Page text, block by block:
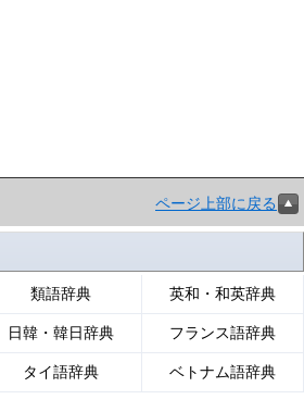
ページ上部に戻る
類語辞典 英和・和英辞典
日韓・韓日辞典 フランス語辞典
タイ語辞典 ベトナム語辞典